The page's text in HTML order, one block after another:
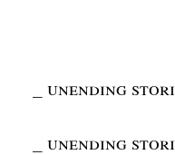
_unending
_unending